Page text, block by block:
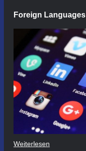
Foreign Languages
Weiterlesen